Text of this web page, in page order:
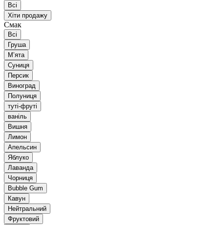
Всі
Хіти продажу
Смак
Всі
Груша
Мʼята
Суниця
Персик
Виноград
Полуниця
туті-фруті
ваніль
Вишня
Лимон
Апельсин
Яблуко
Лаванда
Чорниця
Bubble Gum
Кавун
Нейтральний
Фруктовий